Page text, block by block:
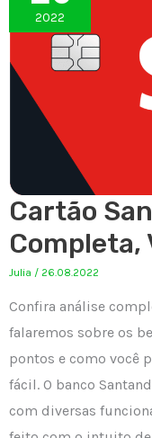
2022
Cartão
Completa,
Julia / 26.08.2022
Confira análise
falaremos sobre os
pontos e como você
fácil. O banco
com diversas